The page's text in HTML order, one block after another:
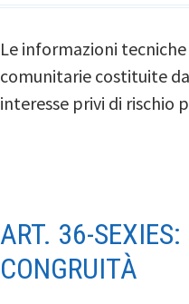
Le informazioni
comunitarie costituite
interesse privi di rischio
ART. 36-
CONGRUITÀ